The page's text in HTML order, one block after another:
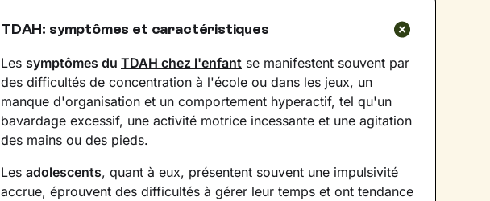
TDAH: symptômes et caractéristiques
Les symptômes du TDAH chez l'enfant se manifestent souvent par
des difficultés de concentration à l'école ou dans les jeux, un
manque d'organisation et un comportement hyperactif, tel qu'un
bavardage excessif, une activité motrice incessante et une agitation
des mains ou des pieds.
Les adolescents, quant à eux, présentent souvent une impulsivité
accrue, éprouvent des difficultés à gérer leur temps et ont tendance